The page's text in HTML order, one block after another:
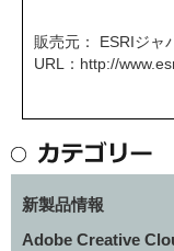
販売元： ESRIジャ
URL： http://
新製品情報
Adobe Creative